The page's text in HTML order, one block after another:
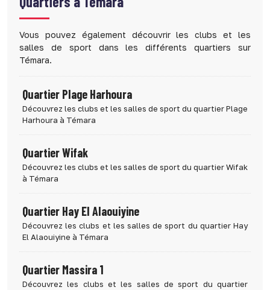
Vous pouvez également découvrir les clubs et les
salles de sport dans les différents quartiers sur
Témara.
Quartier Plage Harhoura
Découvrez les clubs et les salles de sport du quartier Plage
Harhoura à Témara
Quartier Wifak
Découvrez les clubs et les salles de sport du quartier Wifak
à Témara
Quartier Hay El Alaouiyine
Découvrez les clubs et les salles de sport du quartier Hay
El Alaouiyine à Témara
Quartier Massira 1
Découvrez les clubs et les salles de sport du quartier